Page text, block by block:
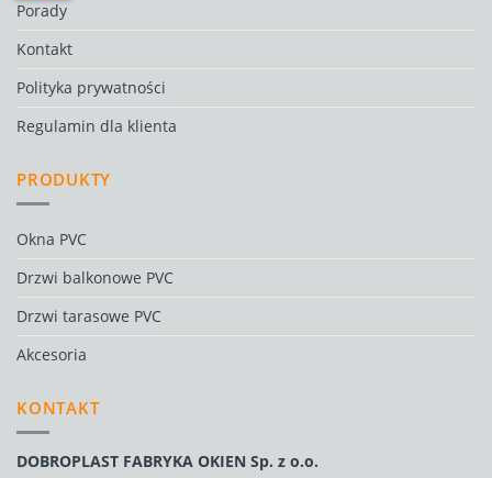
Porady
Kontakt
Polityka prywatności
Regulamin dla klienta
PRODUKTY
Okna PVC
Drzwi balkonowe PVC
Drzwi tarasowe PVC
Akcesoria
KONTAKT
DOBROPLAST FABRYKA OKIEN Sp. z o.o.